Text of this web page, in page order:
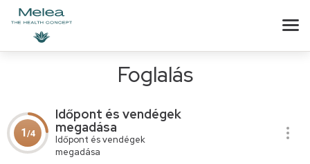
Foglalás
1/4
Időpont és vendégek
megadása
Időpont és vendégek
megadása